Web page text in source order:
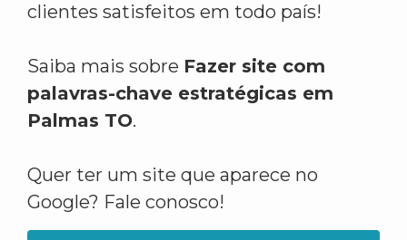
clientes satisfeitos em todo país!
Saiba mais sobre Fazer site com
palavras-chave estratégicas em
Palmas TO.
Quer ter um site que aparece no
Google? Fale conosco!